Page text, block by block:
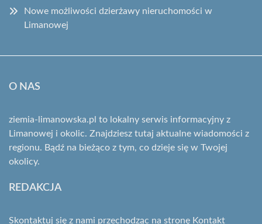
Nowe możliwości dzierżawy nieruchomości w
Limanowej
O NAS
ziemia-limanowska.pl to lokalny serwis informacyjny z
Limanowej i okolic. Znajdziesz tutaj aktualne wiadomości z
regionu. Bądź na bieżąco z tym, co dzieje się w Twojej
okolicy.
REDAKCJA
Skontaktuj się z nami przechodząc na stronę Kontakt